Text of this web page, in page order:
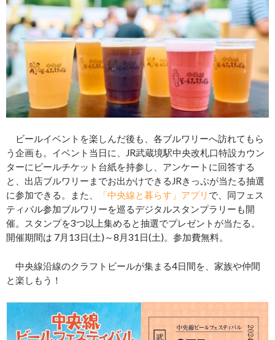
ビールイベントを楽しんだ後も、各ブルワリーへ訪れてもら
う企画も。イベント当日に、JR武蔵境駅中央改札口特設カウン
ターにビールチケット台紙を持参し、アンケートに回答する
と、出店ブルワリーまでお出かけできるJRきっぷが当たる抽選
に参加できる。また、
「中央線と暮らす」アプリ で、同フェス
ティバル参加ブルワリーを巡るデジタルスタンプラリーも開
催。スタンプを3つ以上集めると抽選でプレゼントが当たる。
開催期間は 7月13日(土)～8月31日(土)。参加費無料。
中央線沿線のクラフトビールが集まる4日間を、家族や仲間
と楽しもう！